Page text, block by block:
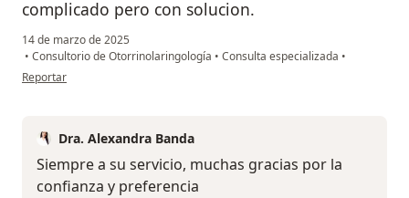
complicado pero con solucion.
14 de marzo de 2025
• Consultorio de Otorrinolaringología • Consulta especializada •
en opinión del usuario Alberto cabezas
Reportar
Dra. Alexandra Banda
Siempre a su servicio, muchas gracias por la
confianza y preferencia